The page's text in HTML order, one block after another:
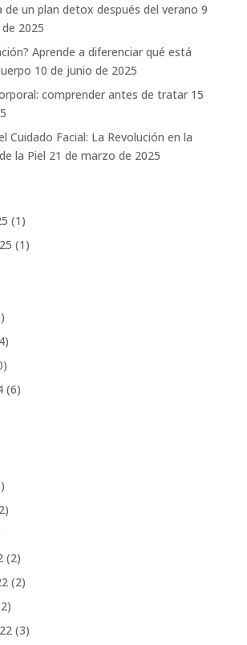
de un plan detox después del verano 9
2025
Aprende a diferenciar qué está
10 de junio de 2025
comprender antes de tratar 15
Cuidado Facial: La Revolución en la
la Piel 21 de marzo de 2025
(1)
(1)
(6)
(2)
(2)
(3)